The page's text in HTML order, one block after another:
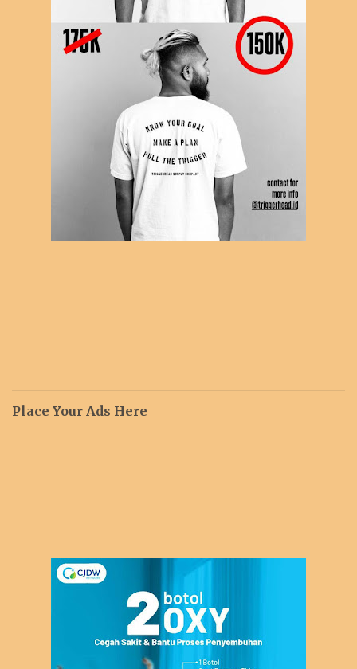
Place Your Ads Here